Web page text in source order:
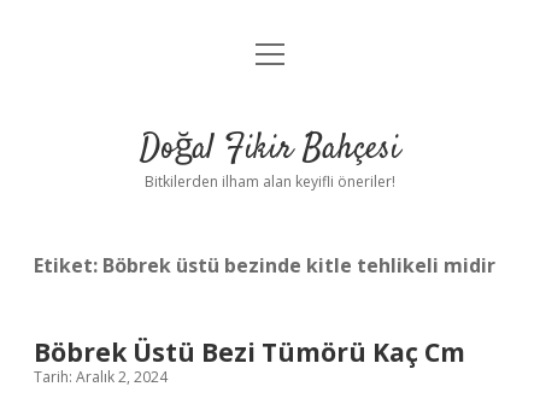
Anasayfa
Yasal Uyarı
menüyü
Doğal Fikir Bahçesi
Bitkilerden ilham alan keyifli öneriler!
Etiket: Böbrek üstü bezinde kitle tehlikeli midir
Böbrek Üstü Bezi Tümörü Kaç Cm
Tarih: Aralık 2, 2024